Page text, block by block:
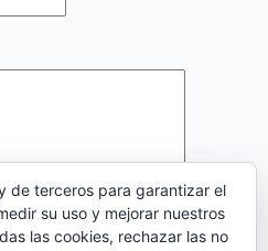
de terceros para garantizar el
su uso y mejorar nuestros
las cookies, rechazar las no